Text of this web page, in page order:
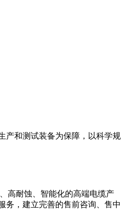
产和测试装备为保障，以科学规
高耐蚀、智能化的高端电缆产
务，建立完善的售前咨询、售中